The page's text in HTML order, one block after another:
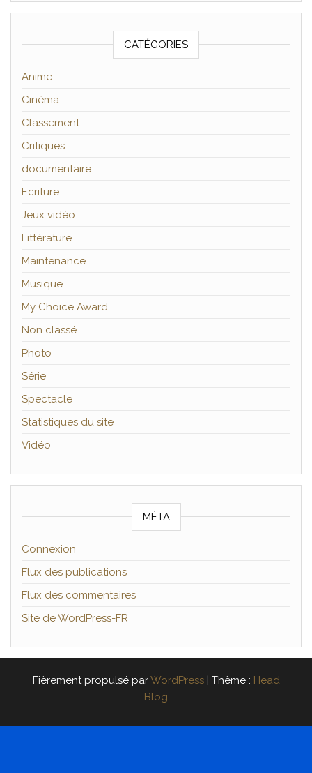
CATÉGORIES
Anime
Cinéma
Classement
Critiques
documentaire
Ecriture
Jeux vidéo
Littérature
Maintenance
Musique
My Choice Award
Non classé
Photo
Série
Spectacle
Statistiques du site
Vidéo
MÉTA
Connexion
Flux des publications
Flux des commentaires
Site de WordPress-FR
Fièrement propulsé parWordPress | Thème : Head
Blog